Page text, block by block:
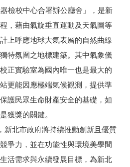
檢校中心合署辦公廳舍」，是新
，藉由氣旋垂直運動及天氣圖等
上呼應地球大氣表層的自然曲線
特氛圍之地標建築。其中氣象儀
正實驗室為國內唯一也是最大的
更能因應極端氣候觀測，提供準
護民眾生命財產安全的基礎，如
獲獎的關鍵。
北市政府將持續推動創新且優質
爭力，並在功能性與環境美學間
活需求與永續發展目標，為新北